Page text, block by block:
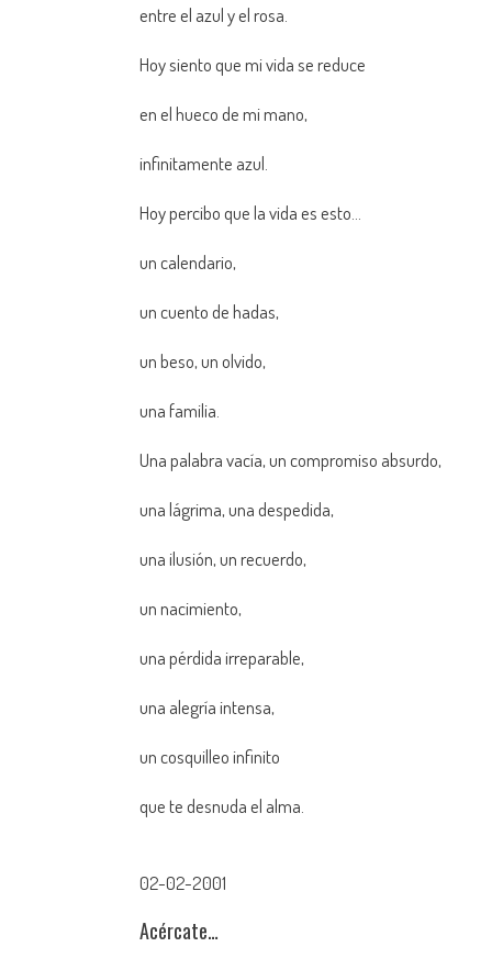
entre el azul y el rosa.
Hoy siento que mi vida se reduce
en el hueco de mi mano,
infinitamente azul.
Hoy percibo que la vida es esto…
un calendario,
un cuento de hadas,
un beso, un olvido,
una familia.
Una palabra vacía, un compromiso absurdo,
una lágrima, una despedida,
una ilusión, un recuerdo,
un nacimiento,
una pérdida irreparable,
una alegría intensa,
un cosquilleo infinito
que te desnuda el alma.
02-02-2001
Acércate…